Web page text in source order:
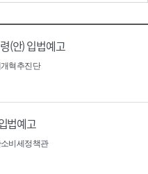
(안) 입법예고
혁추진단
법예고
비세정책관